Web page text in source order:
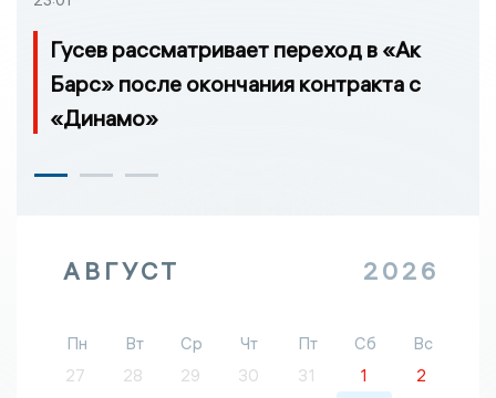
Гусев рассматривает переход в «Ак
Барс» после окончания контракта с
«Динамо»
АВГУСТ 2026
Пн Вт Ср Чт Пт Сб
Вс
27
28 29 30 31 1
2